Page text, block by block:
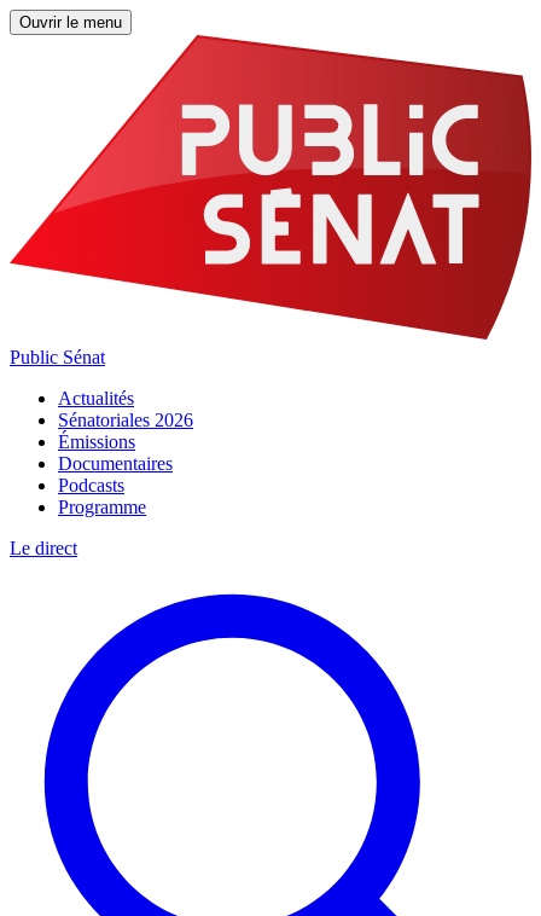
Ouvrir le menu
Public Sénat
Actualités
Sénatoriales 2026
Émissions
Documentaires
Podcasts
Programme
Le direct